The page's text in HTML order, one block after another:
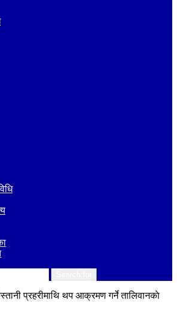
प्रहरीमाथि थप आक्रमण गर्ने तालिवानकाे